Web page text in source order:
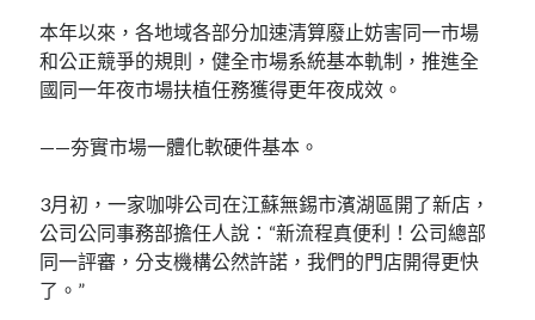
本年以來，各地域各部分加速清算廢止妨害同一市場
和公正競爭的規則，健全市場系統基本軌制，推進全
國同一年夜市場扶植任務獲得更年夜成效。
——夯實市場一體化軟硬件基本。
3月初，一家咖啡公司在江蘇無錫市濱湖區開了新店，
公司公同事務部擔任人說：“新流程真便利！公司總部
同一評審，分支機構公然許諾，我們的門店開得更快
了。”